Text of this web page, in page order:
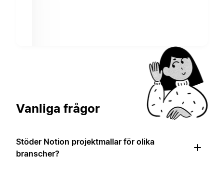
Vanliga frågor
Stöder Notion projektmallar för olika
branscher?